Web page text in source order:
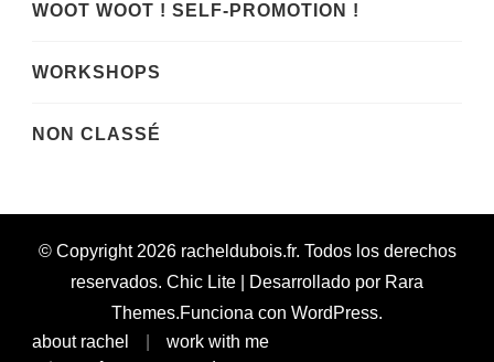
WOOT WOOT ! SELF-PROMOTION !
WORKSHOPS
NON CLASSÉ
© Copyright 2026 racheldubois.fr. Todos los derechos
reservados. Chic Lite | Desarrollado por Rara
Themes.Funciona con WordPress.
about rachel
work with me